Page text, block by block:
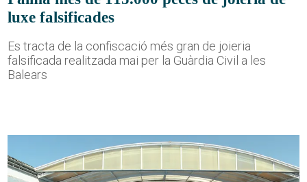
luxe falsificades
Es tracta de la confiscació més gran de joieria
falsificada realitzada mai per la Guàrdia Civil a les
Balears